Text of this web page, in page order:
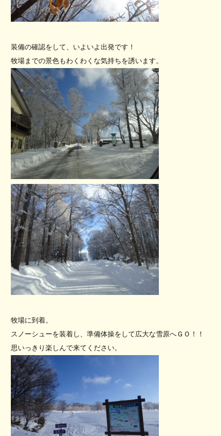
装備の確認をして、いよいよ出発です！
牧場までの景色もわくわくな気持ちを誘います。
牧場に到着。
スノーシューを装着し、準備体操をして広大な雪原へＧＯ！！
思いっきり楽しんで来てください。